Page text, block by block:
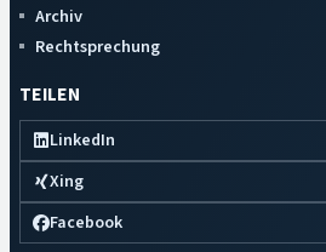
Archiv
Rechtsprechung
TEILEN
LinkedIn
Xing
Facebook